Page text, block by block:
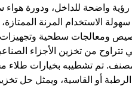
رؤية واضحة للداخل، ودورة
الاستخدام المرنة
ومعالجات سطحية
تتراوح من تخزين الأجزاء
تم تشطيبه بخيارات طلاء
أو القاسية، ويمثل حل